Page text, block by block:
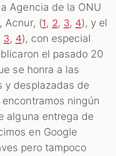
Agencia de la ONU
Acnur, (1, 2, 3, 4), y el
3, 4), con especial
el pasado 20
se honra a las
y desplazadas de
ningún
alguna entrega de
en Google
pero tampoco